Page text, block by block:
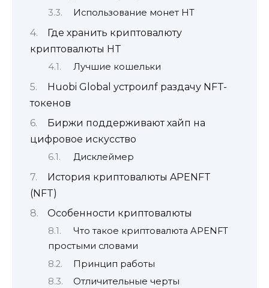
Использование монет HT
Где хранить криптовалюту
криптовалюты HT
Лучшие кошельки
Huobi Global устроилf раздачу NFT-
токенов
Биржи поддерживают хайп на
цифровое искусство
Дисклеймер
История криптовалюты APENFT
(NFT)
Особенности криптовалюты
Что такое криптовалюта APENFT
простыми словами
Принцип работы
Отличительные черты